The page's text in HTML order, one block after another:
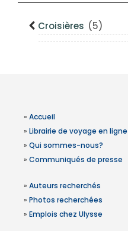
Croisières (5)
» Accueil
» Librairie de voyage en ligne
» Qui sommes-nous?
» Communiqués de presse
» Auteurs recherchés
» Photos recherchées
» Emplois chez Ulysse